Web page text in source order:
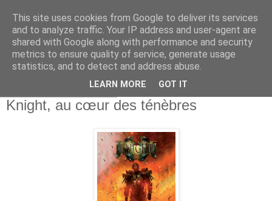
Knight, au cœur des ténèbres
This site uses cookies from Google to deliver its services
and to analyze traffic. Your IP address and user-agent are
shared with Google along with performance and security
metrics to ensure quality of service, generate usage
statistics, and to detect and address abuse.
LEARN MORE GOT IT